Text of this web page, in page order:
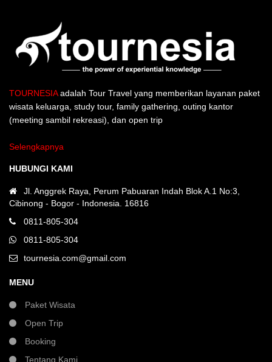
TOURNESIAadalah Tour Travel yang memberikan layanan paket
wisata keluarga, study tour, family gathering, outing kantor
(meeting sambil rekreasi), dan open trip
Selengkapnya
HUBUNGI KAMI
Jl. Anggrek Raya, Perum Pabuaran Indah Blok A.1 No:3,
Cibinong - Bogor - Indonesia. 16816
0811-805-304
0811-805-304
tournesia.com@gmail.com
MENU
Paket Wisata
Open Trip
Booking
Tentang Kami